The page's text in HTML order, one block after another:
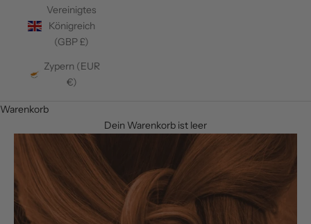
Vereinigtes
Königreich
(GBP £)
Zypern (EUR
€)
Warenkorb
Dein Warenkorb ist leer